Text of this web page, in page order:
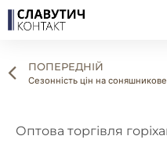
ПОПЕРЕДНІЙ
Оптова торгівля